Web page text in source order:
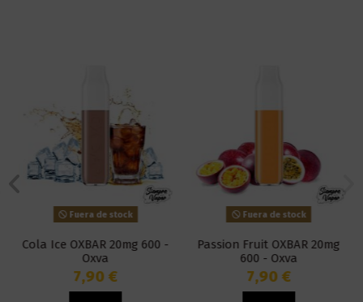
Fuera de stock
Cola Ice OXBAR 20mg 600 -
Oxva
7,90 €
Fuera de stock
Passion Fruit OXBAR 20mg
600 - Oxva
7,90 €